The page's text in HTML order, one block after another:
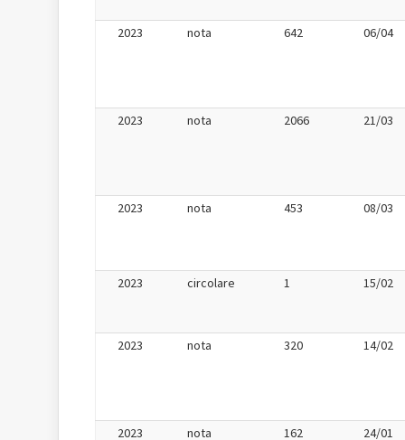
2023 nota 642 06/04
2023 nota 2066 21/03
2023 nota 453 08/03
2023 circolare 1 15/02
2023 nota 320 14/02
2023 nota 162 24/01